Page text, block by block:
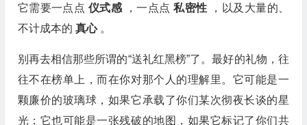
它需要一点点 仪式感 ，一点点私密性
，以及大量的、
不计成本的 真心 。
别再去相信那些所谓的“送礼红黑榜”了。最好的礼物，往
往不在榜单上，而在你对那个人的理解里。它可能是一
颗廉价的玻璃球，如果它承载了你们某次彻夜长谈的星
光；它也可能是一张残破的地图，如果它标记了你们共